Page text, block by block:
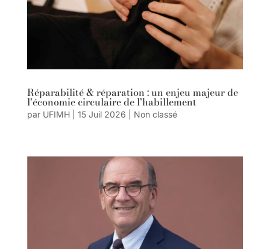
Réparabilité & réparation : un enjeu majeur de
l’économie circulaire de l’habillement
par UFIMH| 15 Juil 2026 Non classé